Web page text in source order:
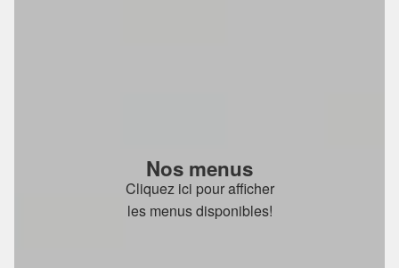
Nos menus
Cliquez ici pour afficher
les menus disponibles!